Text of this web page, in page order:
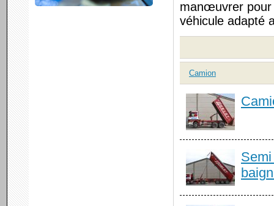
manœuvrer pour
véhicule adapté
Camion